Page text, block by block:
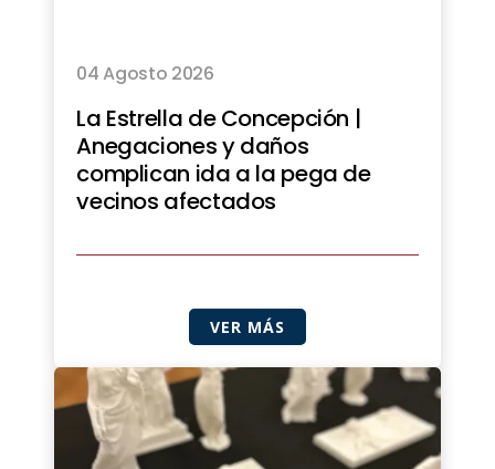
04 Agosto 2026
La Estrella de Concepción |
Anegaciones y daños
complican ida a la pega de
vecinos afectados
VER MÁS